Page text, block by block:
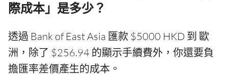
際成本」是多少？
透過 Bank of East Asia 匯款 $5000 HKD 到 歐
洲，除了 $256.94 的顯示手續費外，你還要負
擔匯率差價產生的成本。